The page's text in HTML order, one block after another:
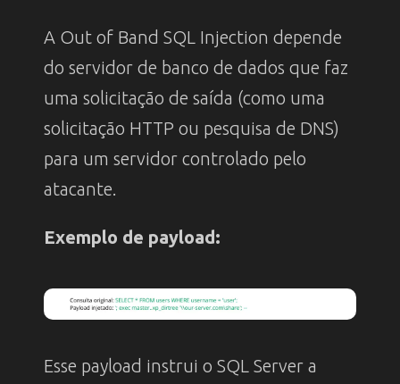
A Out of Band SQL Injection depende
do servidor de banco de dados que faz
uma solicitação de saída (como uma
solicitação HTTP ou pesquisa de DNS)
para um servidor controlado pelo
atacante.
Exemplo de payload:
Esse payload instrui o SQL Server a